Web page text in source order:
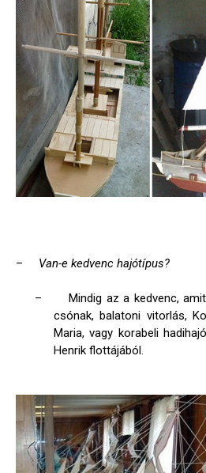
– Van-e kedvenc hajótípus?
–
Mindig az a kedvenc,
csónak, balatoni vitorlás,
Maria, vagy korabeli
Henrik flottájából.